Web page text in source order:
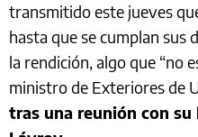
transmitido este jueves
hasta que se cumplan sus
la rendición, algo que “no
ministro de Exteriores de
tras una reunión con